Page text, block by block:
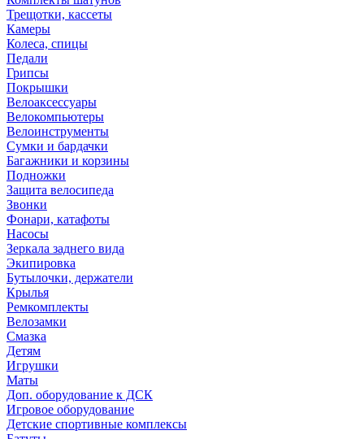
Трещотки, кассеты
Камеры
Колеса, спицы
Педали
Грипсы
Покрышки
Велоаксессуары
Велокомпьютеры
Велоинструменты
Сумки и бардачки
Багажники и корзины
Подножки
Защита велосипеда
Звонки
Фонари, катафоты
Насосы
Зеркала заднего вида
Экипировка
Бутылочки, держатели
Крылья
Ремкомплекты
Велозамки
Смазка
Детям
Игрушки
Маты
Доп. оборудование к ДСК
Игровое оборудование
Детские спортивные комплексы